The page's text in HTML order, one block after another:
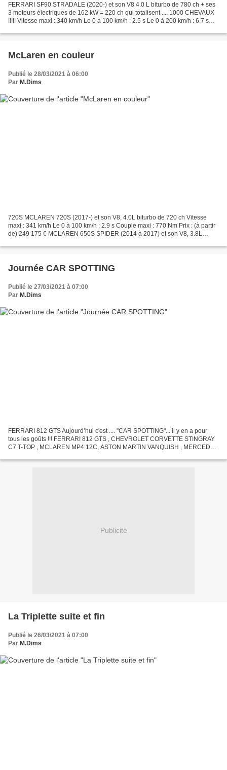
FERRARI SF90 STRADALE (2020-) et son V8 4.0 L biturbo de 780 ch + ses
3 moteurs électriques de 162 kW = 220 ch qui totalisent .... 1000 CHEVAUX
!!!!! Vitesse maxi : 340 km/h Le 0 à 100 km/h : 2.5 s Le 0 à 200 km/h : 6.7 s
McLaren en couleur
Publié le 28/03/2021 à 06:00
Par M.Dims
720S MCLAREN 720S (2017-) et son V8, 4.0L biturbo de 720 ch Vitesse
maxi : 341 km/h Le 0 à 100 km/h : 2.9 s Couple maxi : 770 Nm Prix : (à partir
de) 249 175 € MCLAREN 650S SPIDER (2014 à 2017) et son V8, 3.8L
Journée CAR SPOTTING
Publié le 27/03/2021 à 07:00
Par M.Dims
FERRARI 812 GTS Aujourd’hui c'est .... "CAR SPOTTING"... il y en a pour
tous les goûts !!! FERRARI 812 GTS , CHEVROLET CORVETTE STINGRAY
C7 T-TOP , MCLAREN MP4 12C, ASTON MARTIN VANQUISH , MERCEDES
Publicité
La Triplette suite et fin
Publié le 26/03/2021 à 07:00
Par M.Dims